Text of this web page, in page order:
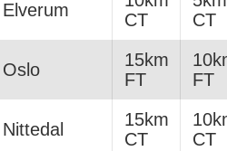
Elverum
CT
CT
Oslo
15km
FT
FT
Nittedal
15km
CT
CT